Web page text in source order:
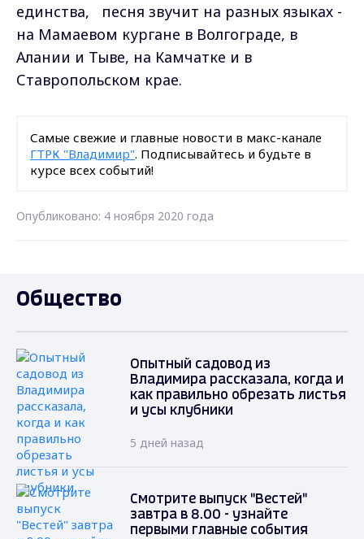
единства, песня звучит на разных языках -
на Мамаевом кургане в Волгограде, в
Алании и Тыве, на Камчатке и в
Ставропольском крае.
Самые свежие и главные новости в макс-канале
ГТРК "Владимир". Подписывайтесь и будьте в
курсе всех событий!
Опубликовано: 4 ноября 2020 года
Общество
Опытный садовод из
Владимира рассказала, когда и
как правильно обрезать листья
и усы клубники
5 дней назад
Смотрите выпуск "Вестей"
завтра в 8.00 - узнайте
первыми главные события